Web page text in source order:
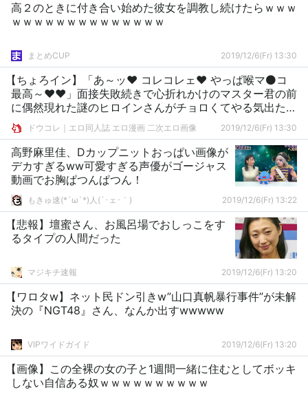
高２のときに付き合い始めた彼女を調教し続けたらｗｗｗ
ｗｗｗｗｗｗｗｗｗｗｗｗｗｗ
まとめCUP 2019/12/6(Fr) 13:30
【ちょろイン】「あ～ッ♥ コレコレェ♥ やっぱ喉マ⚫コ
最高～♥♥」面接失敗続きで心折れかけのマスター君の前
に偶然現れた謎のヒロインさんがチョロくてやる気出た♥
って画像ください
ドウコレ｜エロ同人誌 エロ漫画 二次エロ画像 2019/12/6(Fr) 13:30
高野麻里佳、Dカップニットおっぱい画像が
デカすぎるww可愛すぎる声優がゴージャス
動画でお胸ぱつんぱつん！
もきゅ速(*´ω`*)人(´･ェ･｀) 2019/12/6(Fr) 13:22
【悲報】壇蜜さん、お風呂場でおしっこをす
るタイプの人間だった
マジキチ速報 2019/12/6(Fr) 13:20
【ワロタw】ネット民ドン引きw”山口真帆暴行事件”が未解
決の『NGT48』さん、なんか出すwwwww
VIPワイドガイド 2019/12/6(Fr) 13:20
【画像】この全裸の女の子と1週間一緒に住むとしてボッキ
しない自信ある奴ｗｗｗｗｗｗｗｗｗｗ